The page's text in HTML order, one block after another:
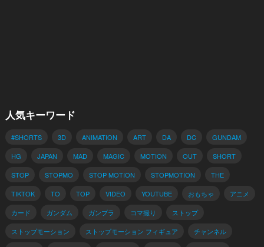
人気キーワード
#SHORTS 3D ANIMATION ART DA DC
GUNDAM
HG
JAPAN MAD MAGIC MOTION OUT
SHORT
STOP
STOPMO STOP MOTION STOPMOTION
THE
TIKTOK
TO TOP VIDEO YOUTUBE おもちゃ
アニメ
カード
ガンダム ガンプラ コマ撮り
ストップ
ストップモーション
ストップモーション フィギュア
チャンネル